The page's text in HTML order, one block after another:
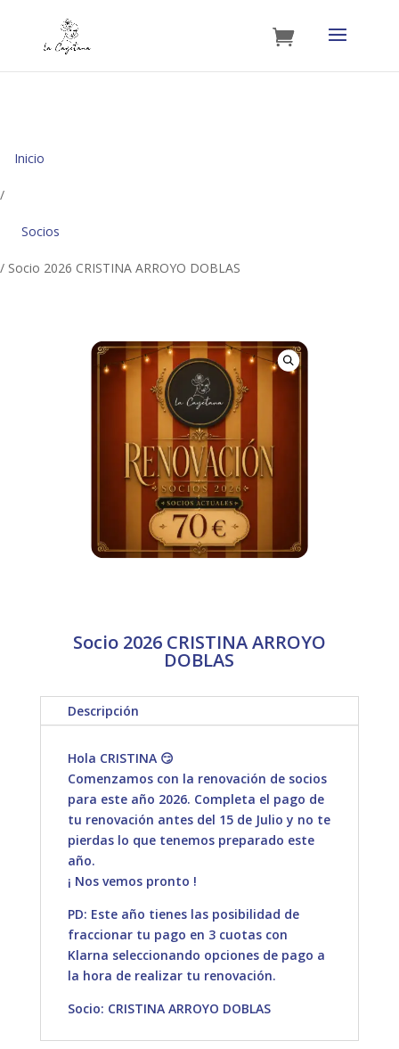
Inicio
/
Socios
/ Socio 2026 CRISTINA ARROYO DOBLAS
Socio 2026 CRISTINA ARROYO
DOBLAS
Descripción
Hola CRISTINA 😏
Comenzamos con la renovación de socios
para este año 2026. Completa el pago de
tu renovación antes del 15 de Julio y no te
pierdas lo que tenemos preparado este
año.
¡ Nos vemos pronto !
PD: Este año tienes las posibilidad de
fraccionar tu pago en 3 cuotas con
Klarna seleccionando opciones de pago a
la hora de realizar tu renovación.
Socio: CRISTINA ARROYO DOBLAS